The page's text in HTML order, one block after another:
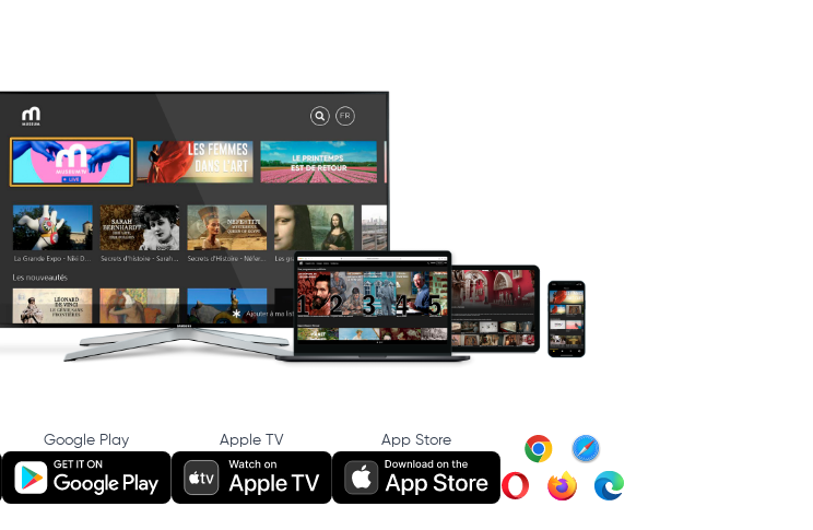
Google Play Apple TV App Store